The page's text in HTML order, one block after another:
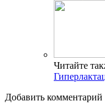
Читайте
Добавить комментарий